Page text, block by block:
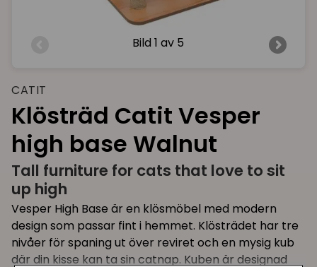
Bild1 av 5
CATIT
Klösträd Catit Vesper
high base Walnut
Tall furniture for cats that love to sit
up high
Vesper High Base är en klösmöbel med modern
design som passar fint i hemmet. Klösträdet har tre
nivåer för spaning ut över reviret och en mysig kub
där din kisse kan ta sin catnap. Kuben är designad